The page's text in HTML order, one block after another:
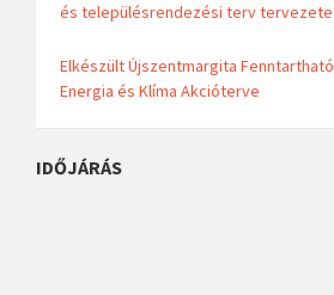
és településrendezési terv tervezete
Elkészült Újszentmargita Fenntartható
Energia és Klíma Akcióterve
IDŐJÁRÁS